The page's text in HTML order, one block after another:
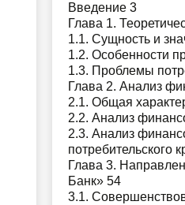
Введение 3
Глава 1.
1.1. Сущность и
1.2. Особенности
1.3. Проблемы
Глава 2. Анализ
2.1. Общая
2.2. Анализ
2.3. Анализ
потребительского
Глава 3.
Банк» 54
3.1.